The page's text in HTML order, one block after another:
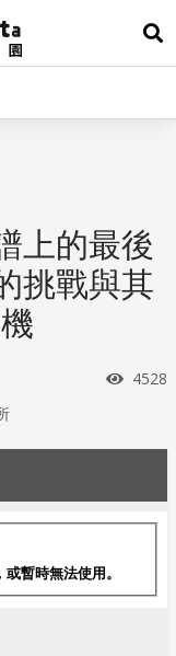
展
上的最後
挑戰與其
瀏覽
4528